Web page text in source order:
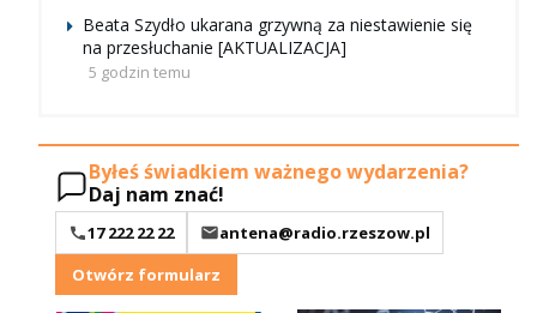
Beata Szydło ukarana grzywną za niestawienie się
na przesłuchanie [AKTUALIZACJA]
5 godzin temu
Byłeś świadkiem ważnego wydarzenia?
Daj nam znać!
17 222 22 22
antena@radio.rzeszow.pl
Otwórz formularz